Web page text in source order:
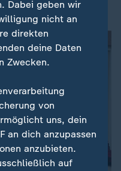
LKA identifiziert.
Dabei geben wir
nicht an
direkten
deine Daten
Zwecken.
von
uns, dein
an dich anzupassen
anzubieten.
auf